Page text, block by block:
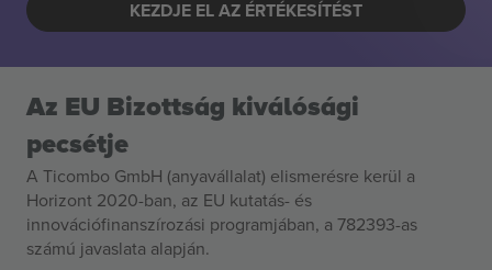
KEZDJE EL AZ ÉRTÉKESÍTÉST
Az EU Bizottság kiválósági
pecsétje
A Ticombo GmbH (anyavállalat) elismerésre kerül a
Horizont 2020-ban, az EU kutatás- és
innovációfinanszírozási programjában, a 782393-as
számú javaslata alapján.